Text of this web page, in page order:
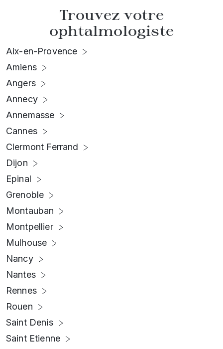
Trouvez votre
ophtalmologiste
Aix-en-Provence
Amiens
Angers
Annecy
Annemasse
Cannes
Clermont Ferrand
Dijon
Epinal
Grenoble
Montauban
Montpellier
Mulhouse
Nancy
Nantes
Rennes
Rouen
Saint Denis
Saint Etienne